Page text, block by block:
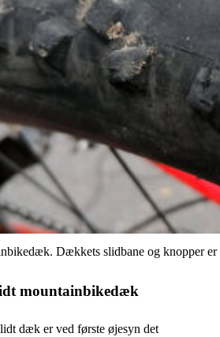
Dækkets slidbane og knopper
mountainbikedæk
dæk er ved første øjesyn det